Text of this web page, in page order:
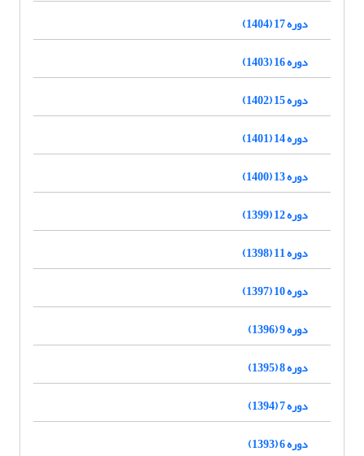
دوره 17 (1404)
دوره 16 (1403)
دوره 15 (1402)
دوره 14 (1401)
دوره 13 (1400)
دوره 12 (1399)
دوره 11 (1398)
دوره 10 (1397)
دوره 9 (1396)
دوره 8 (1395)
دوره 7 (1394)
دوره 6 (1393)